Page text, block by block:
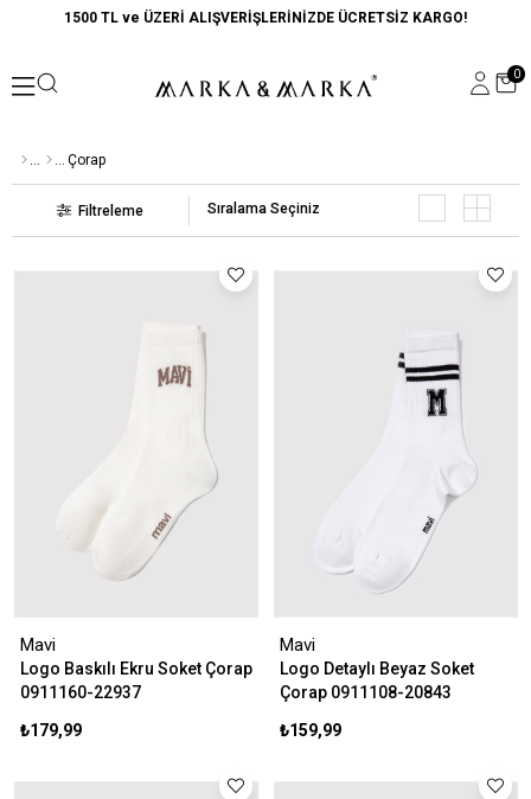
1500 TL ve ÜZERİ ALIŞVERİŞLERİNİZDE ÜCRETSİZ KARGO!
0
Çorap
Filtreleme
Sıralama
Mavi
Logo Baskılı Ekru Soket Çorap
0911160-22937
₺179,99
Mavi
Logo Detaylı Beyaz Soket
Çorap 0911108-20843
₺159,99